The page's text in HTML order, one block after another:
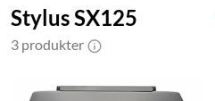
Stylus SX125
3 produkter